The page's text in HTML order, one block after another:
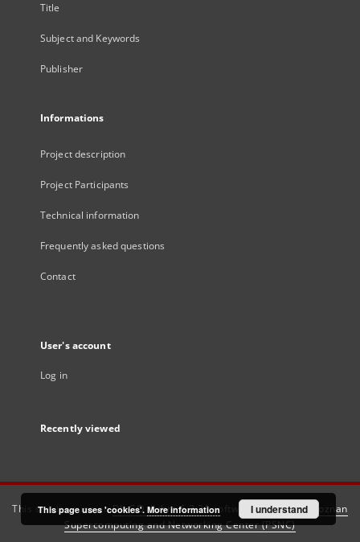
Title
Subject and Keywords
Publisher
Informations
Project description
Project Participants
Technical information
Frequently asked questions
Contact
User's account
Log in
Recently viewed
This service runs onDInGO dLibra 6.3.21software created by
Poznan
Supercomputing and Networking Center (PSNC)
This page uses 'cookies'. More information I understand